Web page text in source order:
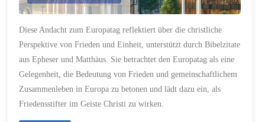
Diese Andacht zum Europatag reflektiert über die christliche
Perspektive von Frieden und Einheit, unterstützt durch Bibelzitate
aus Epheser und Matthäus. Sie betrachtet den Europatag als eine
Gelegenheit, die Bedeutung von Frieden und gemeinschaftlichem
Zusammenleben in Europa zu betonen und lädt dazu ein, als
Friedensstifter im Geiste Christi zu wirken.